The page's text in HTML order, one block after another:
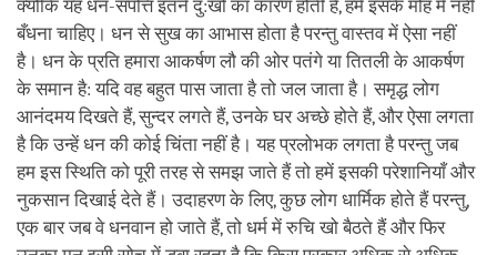
क्योंकि यह धन-संपत्ति इतने दु:खों का कारण होती है, हमें इसके मोह में नहीं
बँधना चाहिए। धन से सुख का आभास होता है परन्तु वास्तव में ऐसा नहीं
है। धन के प्रति हमारा आकर्षण लौ की ओर पतंगे या तितली के आकर्षण
के समान है: यदि वह बहुत पास जाता है तो जल जाता है। समृद्ध लोग
आनंदमय दिखते हैं, सुन्दर लगते हैं, उनके घर अच्छे होते हैं, और ऐसा लगता
है कि उन्हें धन की कोई चिंता नहीं है। यह प्रलोभक लगता है परन्तु जब
हम इस स्थिति को पूरी तरह से समझ जाते हैं तो हमें इसकी परेशानियाँ और
नुकसान दिखाई देते हैं। उदाहरण के लिए, कुछ लोग धार्मिक होते हैं परन्तु,
एक बार जब वे धनवान हो जाते हैं, तो धर्म में रुचि खो बैठते हैं और फिर